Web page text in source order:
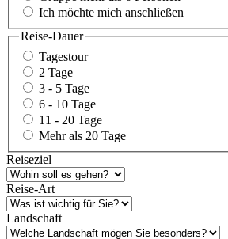
Ich möchte mich anschließen
Reise-Dauer
Tagestour
2 Tage
3 - 5 Tage
6 - 10 Tage
11 - 20 Tage
Mehr als 20 Tage
Reiseziel
Reise-Art
Landschaft